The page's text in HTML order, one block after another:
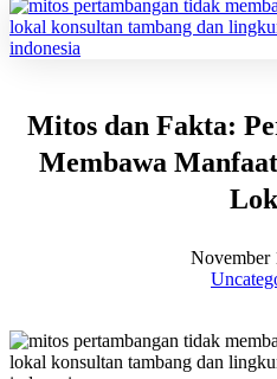
Mitos dan Fakta:
Membawa
November